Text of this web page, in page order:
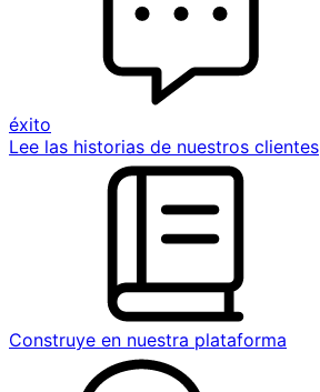
éxito
Lee las historias de nuestros clientes
Construye en nuestra plataforma